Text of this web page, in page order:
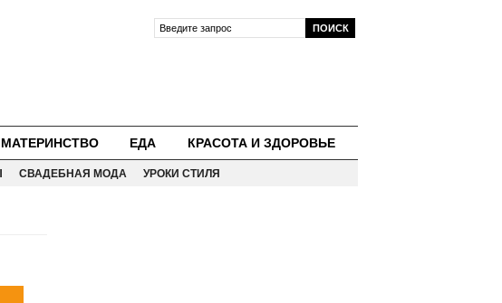
МАТЕРИНСТВО ЕДА
КРАСОТА И ЗДОРОВЬЕ
СВАДЕБНАЯ МОДА УРОКИ СТИЛЯ